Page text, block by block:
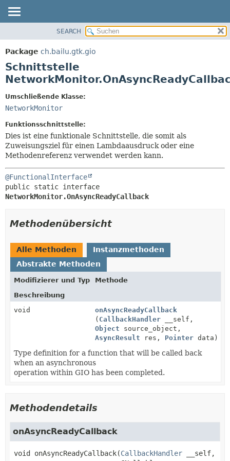
PACKAGE
KLASSE
BAUM
INDEX
METHODE
KONSTRUKTOR
METHODE
SEARCH
Package ch.bailu.gtk.gio
Schnittstelle
Umschließende Klasse:
NetworkMonitor
Funktionsschnittstelle:
Dies ist eine funktionale Schnittstelle, die somit als
Zuweisungsziel für einen Lambdaausdruck oder eine
Methodenreferenz verwendet werden kann.
@FunctionalInterface
NetworkMonitor.OnAsyncReadyCallback
Methodenübersicht
Alle Methoden
Instanzmethoden
Abstrakte Methoden
Modifizierer und Typ
Methode
Beschreibung
void
onAsyncReadyCallback
( CallbackHandler __self,
Object source_object,
AsyncResult res, Pointer data)
Type definition for a function that will be called back
when an asynchronous
operation within GIO has been completed.
Methodendetails
onAsyncReadyCallback
void onAsyncReadyCallback(CallbackHandler __self,